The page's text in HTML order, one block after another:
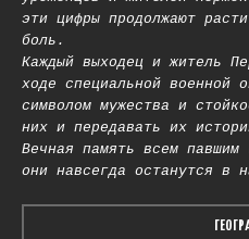
эти цифры продолжают
боль.
Каждый выходец и житель
ходе специальной военной
символом мужества и
них и передавать их
Вечная память всем
они навсегда останутся в